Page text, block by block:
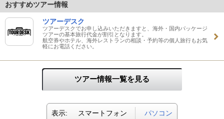
おすすめツアー情報
ツアーデスク
ツアーデスクでお申し込みいただきますと、海外・国内パッケージ
ツアーの基本旅行代金が割引となります。
航空券やホテル、海外レストランの相談・予約等の個人旅行もお気
軽にお電話ください。
ツアー情報一覧を見る
表示: スマートフォン パソコン